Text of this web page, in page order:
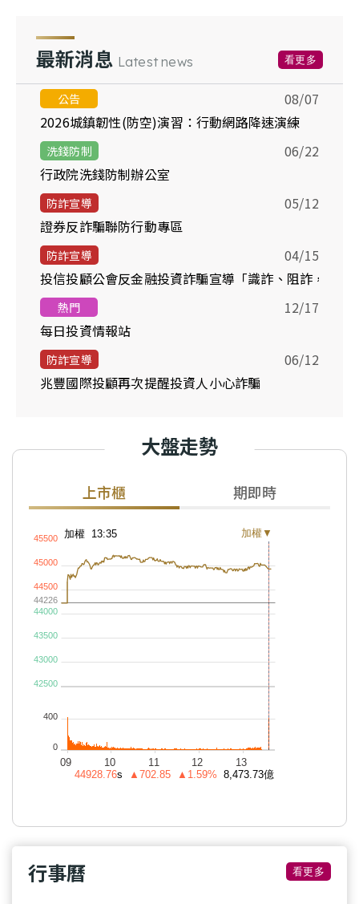
最新消息 Latest news 看更多
公告
2026城鎮韌性(防空)演習：行動網路降速演練
08/07
洗錢防制
行政院洗錢防制辦公室
06/22
防詐宣導
證券反詐騙聯防行動專區
05/12
防詐宣導
投信投顧公會反金融投資詐騙宣導「識詐、阻詐，你我
04/15
熱門
每日投資情報站
12/17
防詐宣導
兆豐國際投顧再次提醒投資人小心詐騙
06/12
大盤走勢
上市櫃 期即時
行事曆 看更多